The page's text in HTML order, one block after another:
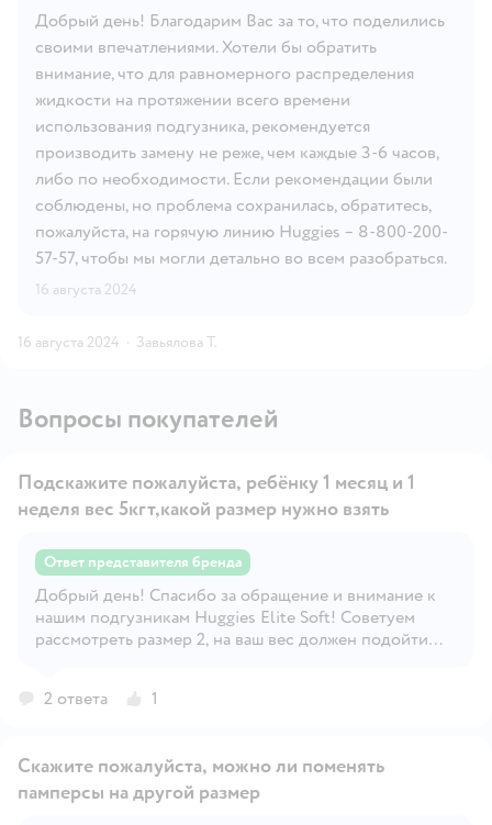
Добрый день! Благодарим Вас за то, что поделились
своими впечатлениями. Хотели бы обратить
внимание, что для равномерного распределения
жидкости на протяжении всего времени
использования подгузника, рекомендуется
производить замену не реже, чем каждые 3-6 часов,
либо по необходимости. Если рекомендации были
соблюдены, но проблема сохранилась, обратитесь,
пожалуйста, на горячую линию Huggies – 8-800-200-
57-57, чтобы мы могли детально во всем разобраться.
16 августа 2024
16 августа 2024 · Завьялова Т.
Вопросы покупателей
Открыть вопрос
Подскажите пожалуйста, ребёнку 1 месяц и 1
неделя вес 5кгт,какой размер нужно взять
Ответ представителя бренда
Добрый день! Спасибо за обращение и внимание к
нашим подгузникам Huggies Elite Soft! Советуем
рассмотреть размер 2, на ваш вес должен подойти
несмотря на весовые рамки, указанные на упаковке,
малышу мал, мы рекомендуем перейти на следующий
и учитывать эти особенности нашей продукции в
2 ответа 1
Скажите пожалуйста, можно ли поменять
памперсы на другой размер